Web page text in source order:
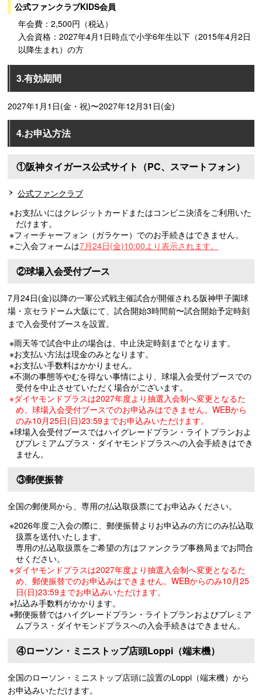
公式ファンクラブKIDS会員
年会費：2,500円（税込）
入会資格：2027年4月1日時点で小学6年生以下（2015年4月2日
以降生まれ）の方
3.有効期間
2027年1月1日(金・祝)〜2027年12月31日(金)
4.お申込方法
①阪神タイガース公式サイト（PC、スマートフォン）
公式ファンクラブ
※お支払いにはクレジットカードまたはコンビニ決済をご利用いた
だけます。
※フィーチャーフォン（ガラケー）でのお手続きはできません。
※ご入会フォームは7月24日(金)10:00より表示されます。
②球場入会受付ブース
7月24日(金)以降の一軍公式戦主催試合が開催される阪神甲子園球
場・京セラドーム大阪にて、試合開始3時間前〜試合開始予定時刻
まで入会受付ブースを設置。
※雨天等で試合中止の場合は、中止決定時刻までとなります。
※お支払い方法は現金のみとなります。
※お支払い手数料はかかりません。
※不測の事態等やむを得ない事情により、球場入会受付ブースでの
受付を中止させていただく場合がございます。
※ダイヤモンドプラスは2027年度より抽選入会制へ変更となるた
め、球場入会受付ブースでのお申込みはできません。WEBから
のみ10月25日(日)23:59までお申込みいただけます。
※球場入会受付ブースではハイグレードプラン・ライトプランおよ
びプレミアムプラス・ダイヤモンドプラスへの入会手続きはでき
ません。
③郵便振替
全国の郵便局から、専用の払込取扱票にてお申込みください。
※2026年度ご入会の際に、郵便振替よりお申込みの方にのみ払込取
扱票を送付いたします。
専用の払込取扱票をご希望の方はファンクラブ事務局までお問合
せください。
※ダイヤモンドプラスは2027年度より抽選入会制へ変更となるた
め、郵便振替でのお申込みはできません。WEBからのみ10月25
日(日)23:59までお申込みいただけます。
※払込み手数料がかかります。
※郵便振替ではハイグレードプラン・ライトプランおよびプレミア
ムプラス・ダイヤモンドプラスへの入会手続きはできません。
④ローソン・ミニストップ店頭Loppi（端末機）
全国のローソン・ミニストップ店頭に設置のLoppi（端末機）から
お申込みいただけます。